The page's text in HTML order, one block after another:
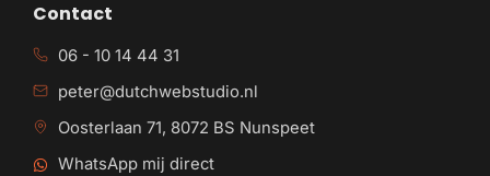
Contact
06 - 10 14 44 31
peter@dutchwebstudio.nl
Oosterlaan 71, 8072 BS Nunspeet
WhatsApp mij direct